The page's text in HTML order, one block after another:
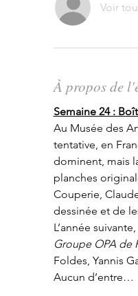
Voir
À propos de
Semaine 24 :
Au Musée des
tentative, en
dominent, mais
planches
Couperie,
dessinée et de
L’année
Groupe OPA de
Foldes, Yannis
Aucun d’entre…